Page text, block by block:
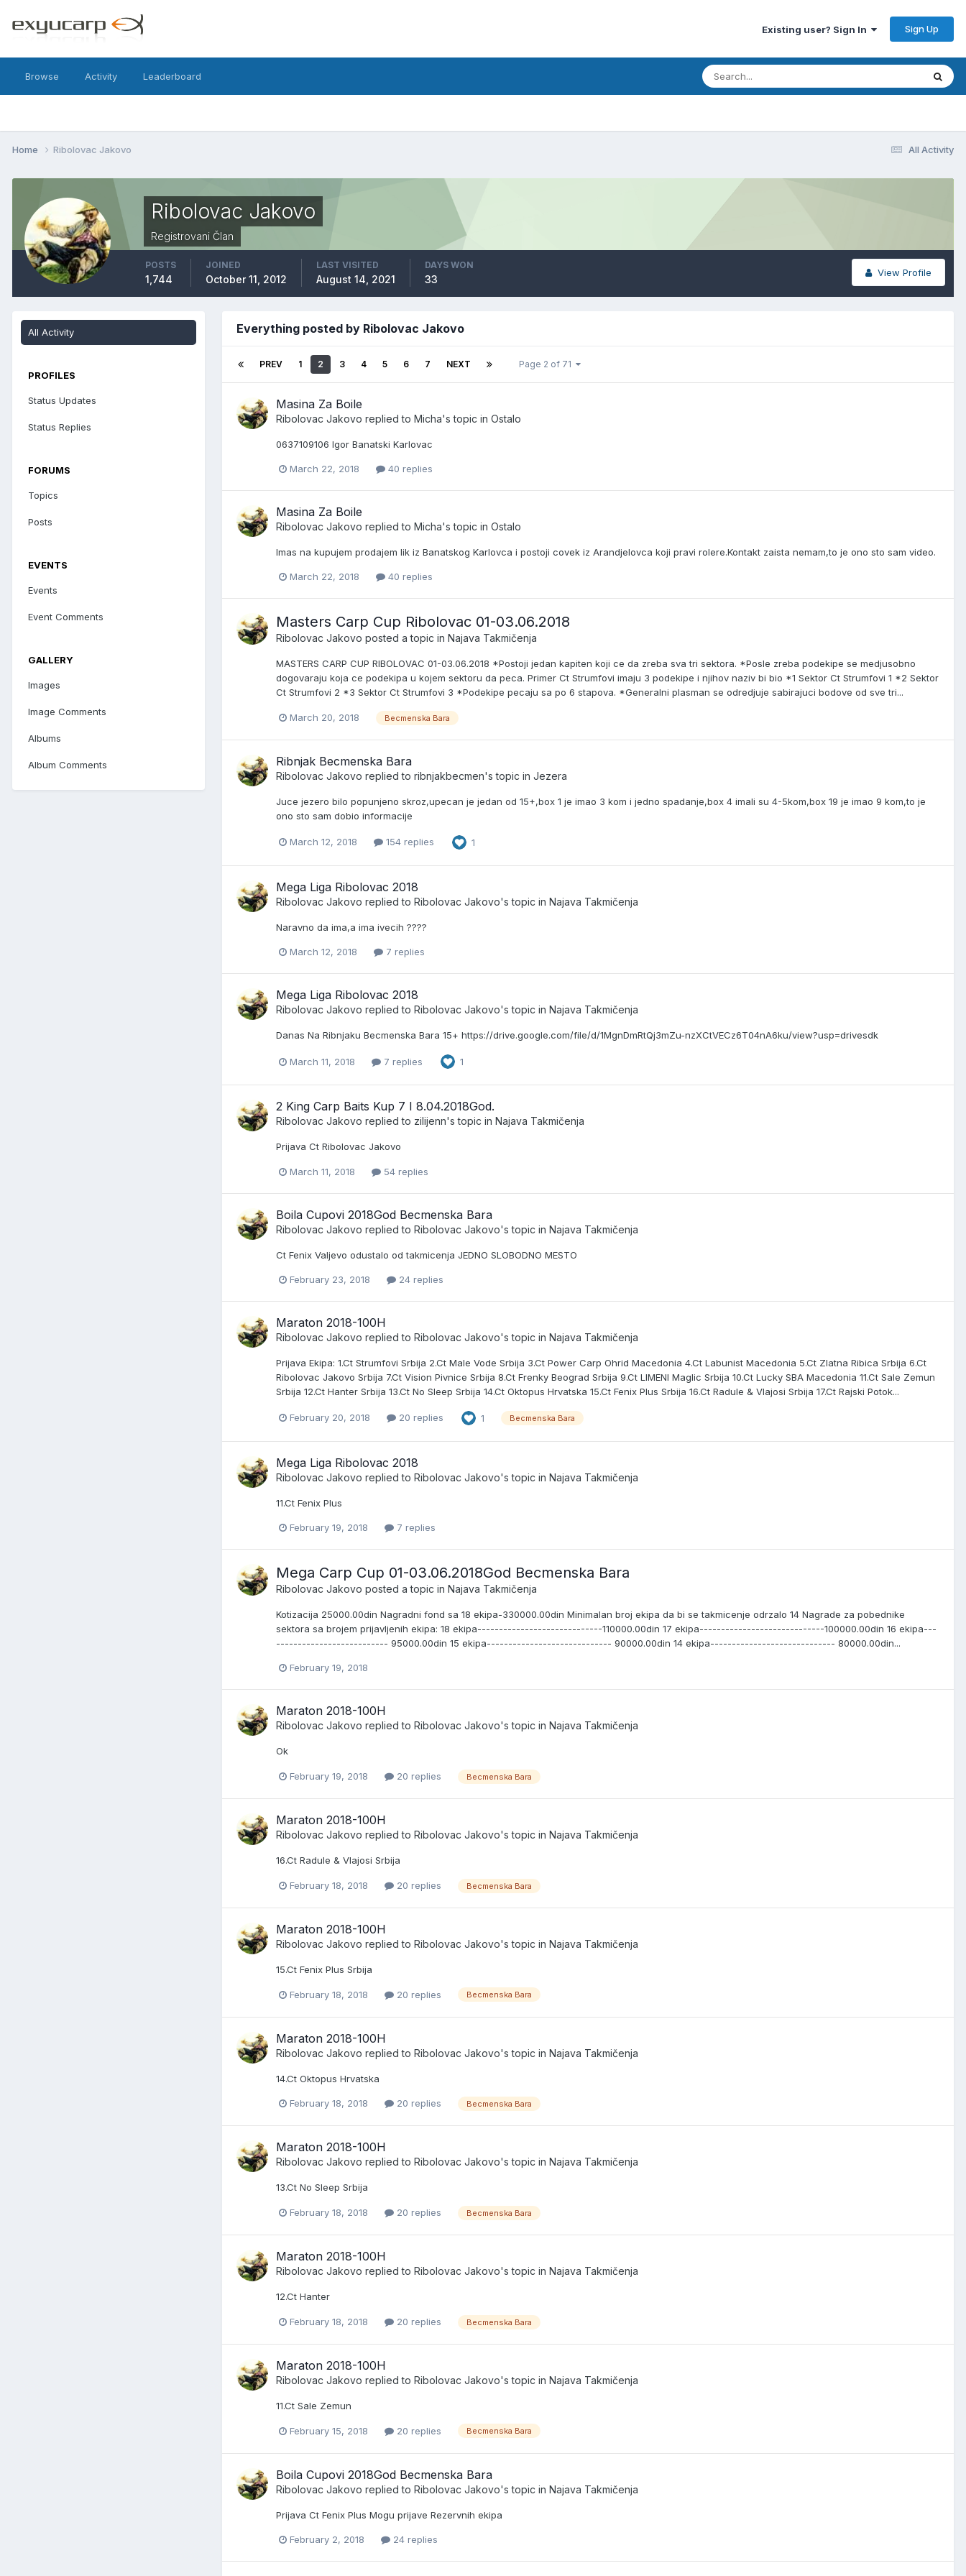
Existing user? Sign In Sign Up
Browse Activity Leaderboard
All Activity
Home Ribolovac Jakovo
Ribolovac Jakovo
Registrovani Član
View Profile
POSTS
1,744
JOINED
October 11, 2012
LAST VISITED
August 14, 2021
DAYS WON
33
All Activity
PROFILES
Status Updates
Status Replies
FORUMS
Topics
Posts
EVENTS
Events
Event Comments
GALLERY
Images
Image Comments
Albums
Album Comments
Everything posted by Ribolovac Jakovo
PREV 1 2 3 4 5 6 7 NEXT Page 2 of 71
Masina Za Boile
Ribolovac Jakovo replied to Micha's topic in Ostalo
0637109106 Igor Banatski Karlovac
March 22, 2018 40 replies
Masina Za Boile
Ribolovac Jakovo replied to Micha's topic in Ostalo
Imas na kupujem prodajem lik iz Banatskog Karlovca i postoji covek iz Arandjelovca koji pravi rolere.Kontakt zaista nemam,to je ono sto sam video.
March 22, 2018 40 replies
Masters Carp Cup Ribolovac 01-03.06.2018
Ribolovac Jakovo posted a topic in Najava Takmičenja
MASTERS CARP CUP RIBOLOVAC 01-03.06.2018 *Postoji jedan kapiten koji ce da zreba sva tri sektora. *Posle zreba podekipe se medjusobno
dogovaraju koja ce podekipa u kojem sektoru da peca. Primer Ct Strumfovi imaju 3 podekipe i njihov naziv bi bio *1 Sektor Ct Strumfovi 1 *2 Sektor
Ct Strumfovi 2 *3 Sektor Ct Strumfovi 3 *Podekipe pecaju sa po 6 stapova. *Generalni plasman se odredjuje sabirajuci bodove od sve tri...
March 20, 2018 Becmenska Bara
Ribnjak Becmenska Bara
Ribolovac Jakovo replied to ribnjakbecmen's topic in Jezera
Juce jezero bilo popunjeno skroz,upecan je jedan od 15+,box 1 je imao 3 kom i jedno spadanje,box 4 imali su 4-5kom,box 19 je imao 9 kom,to je
ono sto sam dobio informacije
March 12, 2018 154 replies 1
Mega Liga Ribolovac 2018
Ribolovac Jakovo replied to Ribolovac Jakovo's topic in Najava Takmičenja
Naravno da ima,a ima ivecih ????
March 12, 2018 7 replies
Mega Liga Ribolovac 2018
Ribolovac Jakovo replied to Ribolovac Jakovo's topic in Najava Takmičenja
Danas Na Ribnjaku Becmenska Bara 15+ https://drive.google.com/file/d/1MgnDmRtQj3mZu-nzXCtVECz6T04nA6ku/view?usp=drivesdk
March 11, 2018 7 replies 1
2 King Carp Baits Kup 7 I 8.04.2018God.
Ribolovac Jakovo replied to zilijenn's topic in Najava Takmičenja
Prijava Ct Ribolovac Jakovo
March 11, 2018 54 replies
Boila Cupovi 2018God Becmenska Bara
Ribolovac Jakovo replied to Ribolovac Jakovo's topic in Najava Takmičenja
Ct Fenix Valjevo odustalo od takmicenja JEDNO SLOBODNO MESTO
February 23, 2018 24 replies
Maraton 2018-100H
Ribolovac Jakovo replied to Ribolovac Jakovo's topic in Najava Takmičenja
Prijava Ekipa: 1.Ct Strumfovi Srbija 2.Ct Male Vode Srbija 3.Ct Power Carp Ohrid Macedonia 4.Ct Labunist Macedonia 5.Ct Zlatna Ribica Srbija 6.Ct
Ribolovac Jakovo Srbija 7.Ct Vision Pivnice Srbija 8.Ct Frenky Beograd Srbija 9.Ct LIMENI Maglic Srbija 10.Ct Lucky SBA Macedonia 11.Ct Sale Zemun
Srbija 12.Ct Hanter Srbija 13.Ct No Sleep Srbija 14.Ct Oktopus Hrvatska 15.Ct Fenix Plus Srbija 16.Ct Radule & Vlajosi Srbija 17.Ct Rajski Potok...
February 20, 2018 20 replies 1 Becmenska Bara
Mega Liga Ribolovac 2018
Ribolovac Jakovo replied to Ribolovac Jakovo's topic in Najava Takmičenja
11.Ct Fenix Plus
February 19, 2018 7 replies
Mega Carp Cup 01-03.06.2018God Becmenska Bara
Ribolovac Jakovo posted a topic in Najava Takmičenja
Kotizacija 25000.00din Nagradni fond sa 18 ekipa-330000.00din Minimalan broj ekipa da bi se takmicenje odrzalo 14 Nagrade za pobednike
sektora sa brojem prijavljenih ekipa: 18 ekipa-----------------------------110000.00din 17 ekipa-----------------------------100000.00din 16 ekipa---
-------------------------- 95000.00din 15 ekipa----------------------------- 90000.00din 14 ekipa----------------------------- 80000.00din...
February 19, 2018
Maraton 2018-100H
Ribolovac Jakovo replied to Ribolovac Jakovo's topic in Najava Takmičenja
Ok
February 19, 2018 20 replies Becmenska Bara
Maraton 2018-100H
Ribolovac Jakovo replied to Ribolovac Jakovo's topic in Najava Takmičenja
16.Ct Radule & Vlajosi Srbija
February 18, 2018 20 replies Becmenska Bara
Maraton 2018-100H
Ribolovac Jakovo replied to Ribolovac Jakovo's topic in Najava Takmičenja
15.Ct Fenix Plus Srbija
February 18, 2018 20 replies Becmenska Bara
Maraton 2018-100H
Ribolovac Jakovo replied to Ribolovac Jakovo's topic in Najava Takmičenja
14.Ct Oktopus Hrvatska
February 18, 2018 20 replies Becmenska Bara
Maraton 2018-100H
Ribolovac Jakovo replied to Ribolovac Jakovo's topic in Najava Takmičenja
13.Ct No Sleep Srbija
February 18, 2018 20 replies Becmenska Bara
Maraton 2018-100H
Ribolovac Jakovo replied to Ribolovac Jakovo's topic in Najava Takmičenja
12.Ct Hanter
February 18, 2018 20 replies Becmenska Bara
Maraton 2018-100H
Ribolovac Jakovo replied to Ribolovac Jakovo's topic in Najava Takmičenja
11.Ct Sale Zemun
February 15, 2018 20 replies Becmenska Bara
Boila Cupovi 2018God Becmenska Bara
Ribolovac Jakovo replied to Ribolovac Jakovo's topic in Najava Takmičenja
Prijava Ct Fenix Plus Mogu prijave Rezervnih ekipa
February 2, 2018 24 replies